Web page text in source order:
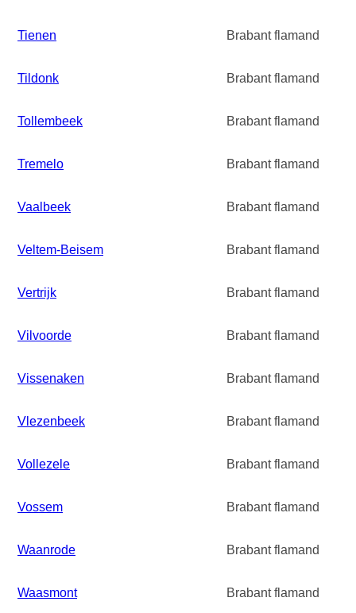
Tienen Brabant flamand
Tildonk Brabant flamand
Tollembeek Brabant flamand
Tremelo Brabant flamand
Vaalbeek Brabant flamand
Veltem-Beisem Brabant flamand
Vertrijk Brabant flamand
Vilvoorde Brabant flamand
Vissenaken Brabant flamand
Vlezenbeek Brabant flamand
Vollezele Brabant flamand
Vossem Brabant flamand
Waanrode Brabant flamand
Waasmont Brabant flamand